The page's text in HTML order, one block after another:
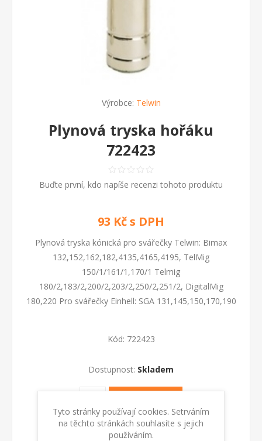
Výrobce: Telwin
Plynová tryska hořáku
722423
Buďte první, kdo napíše recenzi tohoto produktu
93 Kč s DPH
Plynová tryska kónická pro svářečky Telwin: Bimax
132,152,162,182,4135,4165,4195, TelMig
150/1/161/1,170/1 Telmig
180/2,183/2,200/2,203/2,250/2,251/2, DigitalMig
180,220 Pro svářečky Einhell: SGA 131,145,150,170,190
Kód: 722423
Dostupnost: Skladem
Tyto stránky používají cookies. Setrváním
na těchto stránkách souhlasíte s jejich
používáním.